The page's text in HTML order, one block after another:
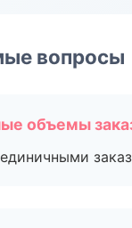
вопросы
объемы